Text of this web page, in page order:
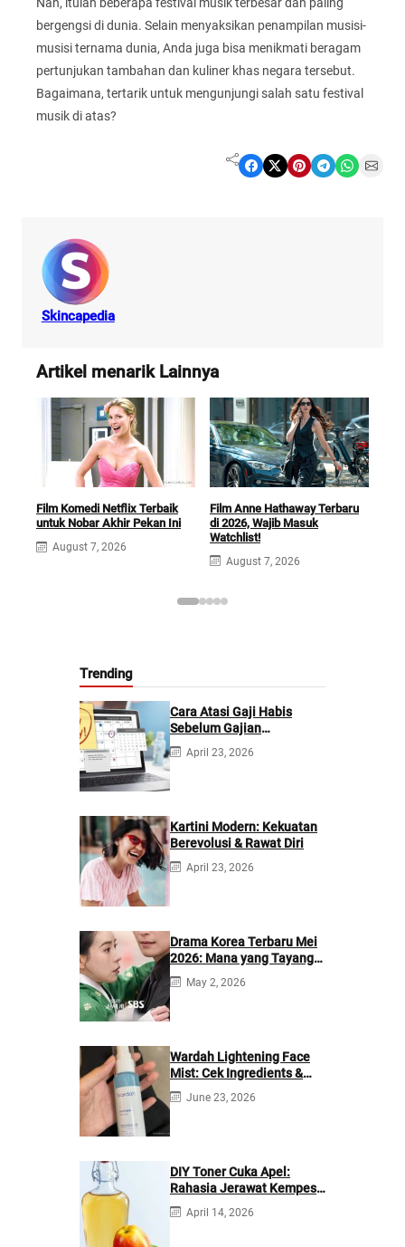
Nah, itulah beberapa festival musik terbesar dan paling
bergengsi di dunia. Selain menyaksikan penampilan musisi-
musisi ternama dunia, Anda juga bisa menikmati beragam
pertunjukan tambahan dan kuliner khas negara tersebut.
Bagaimana, tertarik untuk mengunjungi salah satu festival
musik di atas?
Share on Facebook Share on X Share on Pinterest Share on Telegram Share on WhatsApp Share on Email
Skincapedia
Artikel menarik Lainnya
Film Komedi Netflix Terbaik
untuk Nobar Akhir Pekan Ini
August 7, 2026
Film Anne Hathaway Terbaru
di 2026, Wajib Masuk
Watchlist!
August 7, 2026
Trending
Cara Atasi Gaji Habis
Sebelum Gajian
Berikutnya
April 23, 2026
Kartini Modern: Kekuatan
Berevolusi & Rawat Diri
April 23, 2026
Drama Korea Terbaru Mei
2026: Mana yang Tayang
di Netflix?
May 2, 2026
Wardah Lightening Face
Mist: Cek Ingredients &
Manfaatnya
June 23, 2026
DIY Toner Cuka Apel:
Rahasia Jerawat Kempes
dalam 2 Hari!
April 14, 2026